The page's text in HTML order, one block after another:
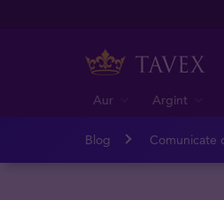
Aur Argint
Blog Comunicate